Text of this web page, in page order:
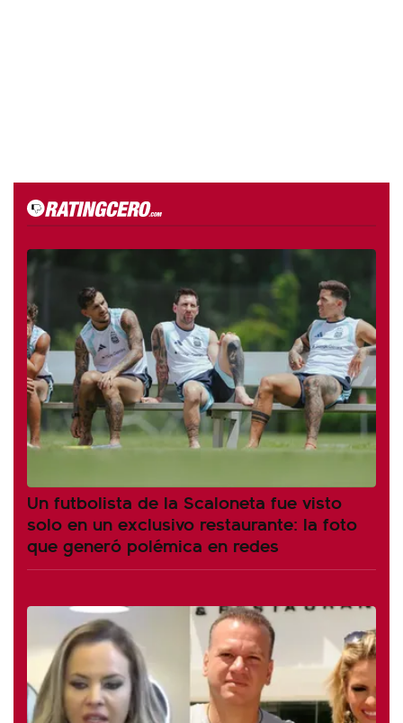
Un futbolista de la Scaloneta fue visto
solo en un exclusivo restaurante: la foto
que generó polémica en redes